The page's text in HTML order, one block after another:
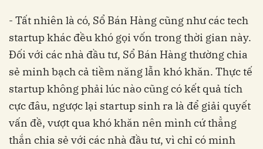
- Tất nhiên là có, Sổ Bán Hàng cũng như các tech
startup khác đều khó gọi vốn trong thời gian này.
Đối với các nhà đầu tư, Sổ Bán Hàng thường chia
sẻ minh bạch cả tiềm năng lẫn khó khăn. Thực tế
startup không phải lúc nào cũng có kết quả tích
cực đâu, ngược lại startup sinh ra là để giải quyết
vấn đề, vượt qua khó khăn nên mình cứ thẳng
thắn chia sẻ với các nhà đầu tư, vì chỉ có minh